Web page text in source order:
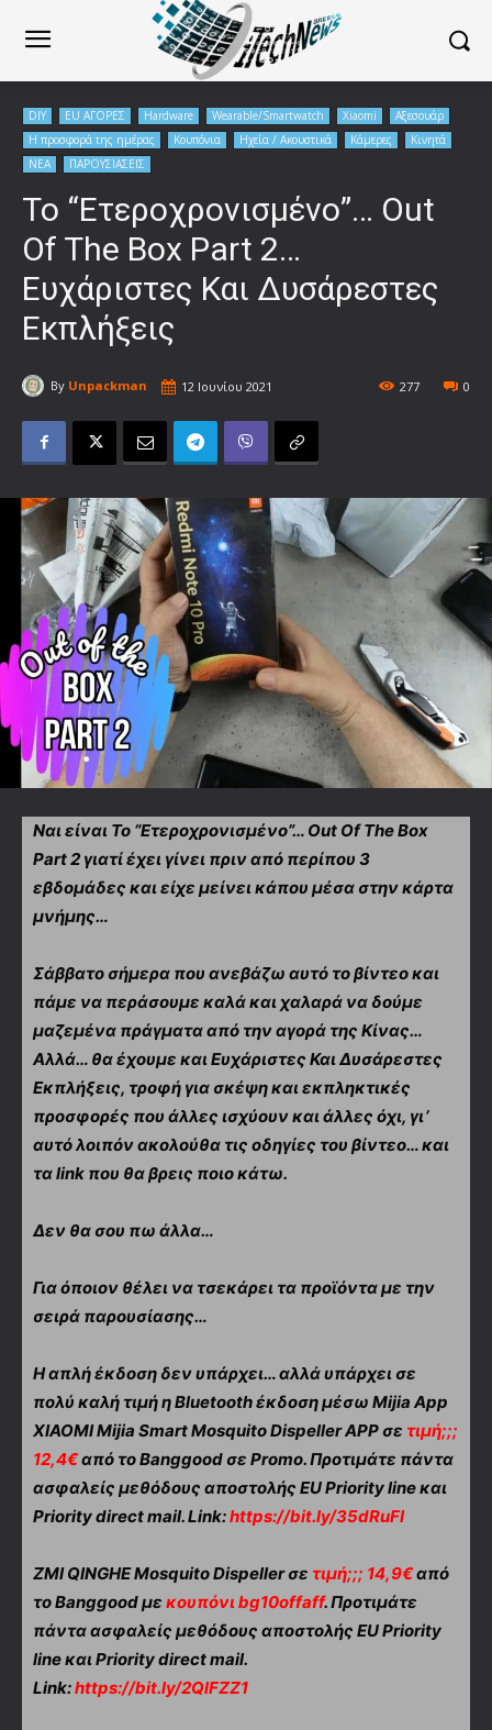
DIY EU ΑΓΟΡΕΣ Hardware Wearable/Smartwatch Xiaomi
Αξεσουάρ
Η προσφορά της ημέρας
Κουπόνια Ηχεία / Ακουστικά Κάμερες
Κινητά
ΝΕΑ
ΠΑΡΟΥΣΙΑΣΕΙΣ
Το “Ετεροχρονισμένο”… Out
Οf The Box Part 2…
Ευχάριστες Και Δυσάρεστες
Εκπλήξεις
By Unpackman 12 Ιουνίου 2021 0
277
Ναι είναι Το “Ετεροχρονισμένο”… Out Οf The Box
Part 2 γιατί έχει γίνει πριν από περίπου 3
εβδομάδες και είχε μείνει κάπου μέσα στην κάρτα
μνήμης…
Σάββατο σήμερα που ανεβάζω αυτό το βίντεο και
πάμε να περάσουμε καλά και χαλαρά να δούμε
μαζεμένα πράγματα από την αγορά της Κίνας…
Αλλά… θα έχουμε και Ευχάριστες Και Δυσάρεστες
Εκπλήξεις, τροφή για σκέψη και εκπληκτικές
προσφορές που άλλες ισχύουν και άλλες όχι, γι’
αυτό λοιπόν ακολούθα τις οδηγίες του βίντεο… και
τα link που θα βρεις ποιο κάτω.
Δεν θα σου πω άλλα…
Για όποιον θέλει να τσεκάρει τα προϊόντα με την
σειρά παρουσίασης…
Η απλή έκδοση δεν υπάρχει… αλλά υπάρχει σε
πολύ καλή τιμή η Bluetooth έκδοση μέσω Mijia App
XIAOMI Mijia Smart Mosquito Dispeller APP σε τιμή;;;
12,4€από το Banggood σε Promo. Προτιμάτε πάντα
ασφαλείς μεθόδους αποστολής EU Priority line και
Priority direct mail. Link:https://bit.ly/35dRuFI
ZMI QINGHE Mosquito Dispeller σε τιμή;;; 14,9€από
το Banggood με κουπόνι bg10offaff. Προτιμάτε
πάντα ασφαλείς μεθόδους αποστολής EU Priority
line και Priority direct mail.
Link:https://bit.ly/2QlFZZ1